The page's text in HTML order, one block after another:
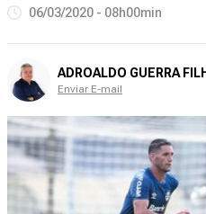
06/03/2020 - 08h00min
ADROALDO GUERRA
Enviar E-mail